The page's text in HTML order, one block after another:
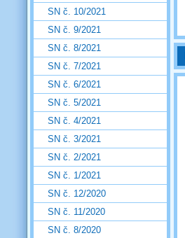
SN č. 10/2021
SN č. 9/2021
SN č. 8/2021
SN č. 7/2021
SN č. 6/2021
SN č. 5/2021
SN č. 4/2021
SN č. 3/2021
SN č. 2/2021
SN č. 1/2021
SN č. 12/2020
SN č. 11/2020
SN č. 8/2020